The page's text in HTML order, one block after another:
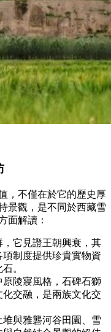
，不僅在於它的歷史厚
景觀，是不同於西藏雪
面解讀：
它見證王朝興衰，其
制度提供珍貴實物資
。
陵寢風格，石碑石獅
交融，是兩族文化交
與雅礱河谷田園、雪